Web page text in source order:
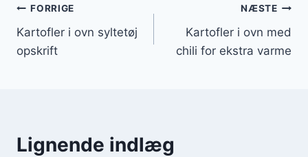
Indlægsnavigation
FORRIGE
Kartofler i ovn syltetøj
opskrift
NÆSTE
Kartofler i ovn med
chili for ekstra varme
Lignende indlæg